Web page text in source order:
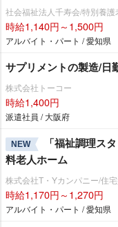
社会福祉法人千寿会/特別養
時給1,140円～1,500円
アルバイト・パート / 愛知県
サプリメントの製造/日
株式会社トーコー
時給1,400円
派遣社員 / 大阪府
NEW
「福祉調理ス
料老人ホーム
株式会社T・Yカンパニー/住
時給1,170円～1,270円
アルバイト・パート / 愛知県